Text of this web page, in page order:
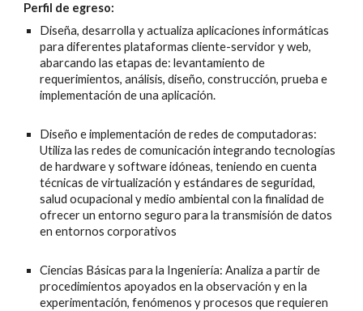
Perfil de egreso:
Diseña, desarrolla y actualiza aplicaciones informáticas
para diferentes plataformas cliente-servidor y web,
abarcando las etapas de: levantamiento de
requerimientos, análisis, diseño, construcción, prueba e
implementación de una aplicación.
Diseño e implementación de redes de computadoras:
Utiliza las redes de comunicación integrando tecnologías
de hardware y software idóneas, teniendo en cuenta
técnicas de virtualización y estándares de seguridad,
salud ocupacional y medio ambiental con la finalidad de
ofrecer un entorno seguro para la transmisión de datos
en entornos corporativos
Ciencias Básicas para la Ingeniería: Analiza a partir de
procedimientos apoyados en la observación y en la
experimentación, fenómenos y procesos que requieren